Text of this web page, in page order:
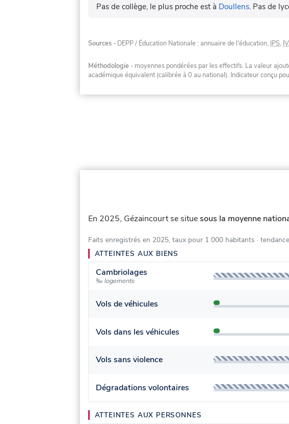
Pas de collège, le plus proche est à Doullens. Pas de
Sources - DEPP / Éducation Nationale : annuaire de l'éducation, IPS,
Méthodologie - moyennes pondérées par les effectifs. La valeur
académique équivalent (calibrée à 0 au national). Indicateur conçu
En 2025, Gézaincourt se situesous la moyenne
Faits enregistrés en 2025, taux pour 1 000 habitants ·
ATTEINTES AUX BIENS
Cambriolages
‰ logements
Vols de véhicules
Vols dans les véhicules
Vols sans violence
Dégradations volontaires
ATTEINTES AUX PERSONNES